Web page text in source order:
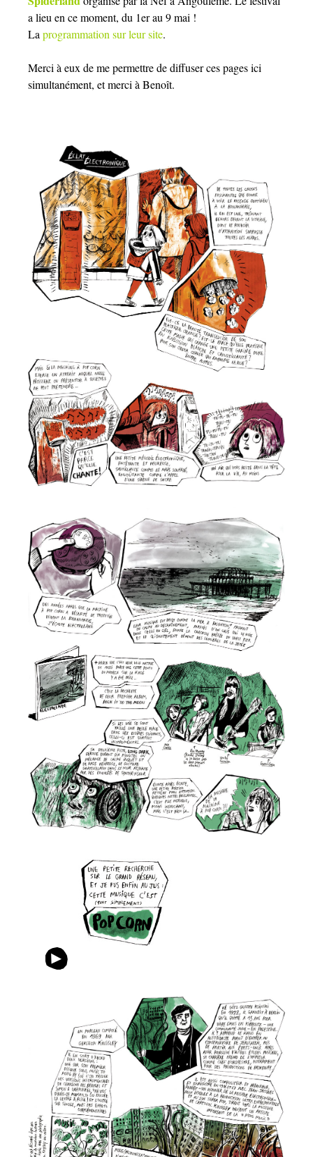
a lieu en ce moment, du 1er au 9 mai !
Laprogrammation sur leur site.
Merci à eux de me permettre de diffuser ces pages ici
simultanément, et merci à Benoît.